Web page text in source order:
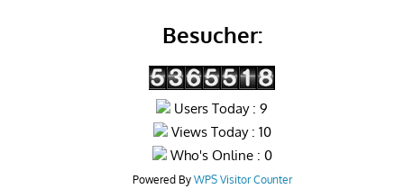
Besucher:
Users Today : 9
Views Today : 10
Who's Online : 0
Powered By WPS Visitor Counter